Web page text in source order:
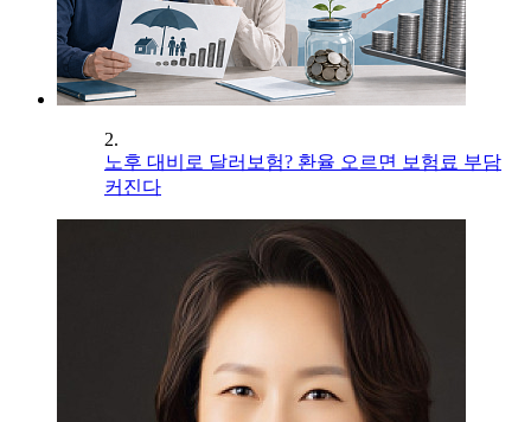
2.
노후 대비로 달러보험? 환율 오르면 보험료 부담
커진다